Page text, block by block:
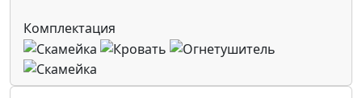
Комплектация